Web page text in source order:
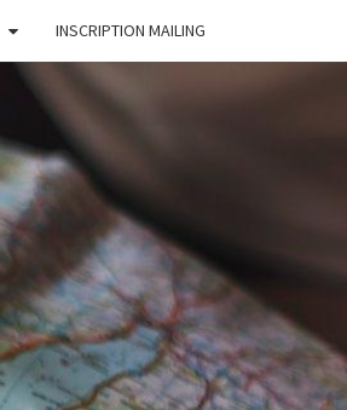
INSCRIPTION MAILING